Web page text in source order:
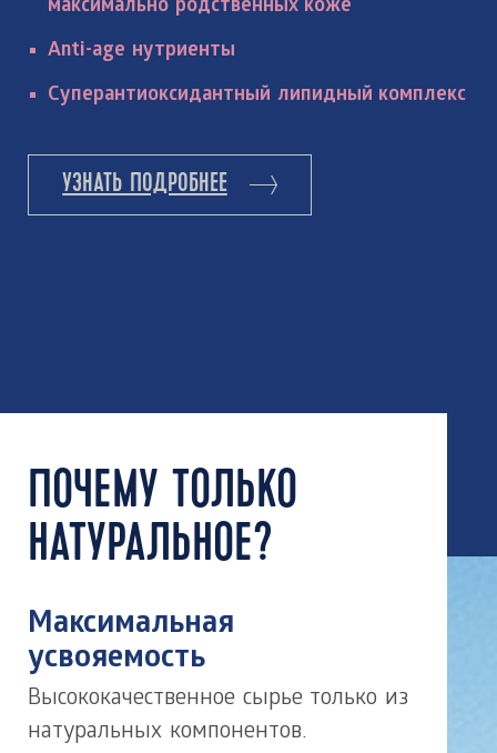
максимально родственных коже
Anti-age нутриенты
Суперантиоксидантный липидный комплекс
УЗНАТЬ ПОДРОБНЕЕ
ПОЧЕМУ ТОЛЬКО
НАТУРАЛЬНОЕ?
Максимальная
усвояемость
Высококачественное сырье только из
натуральных компонентов.